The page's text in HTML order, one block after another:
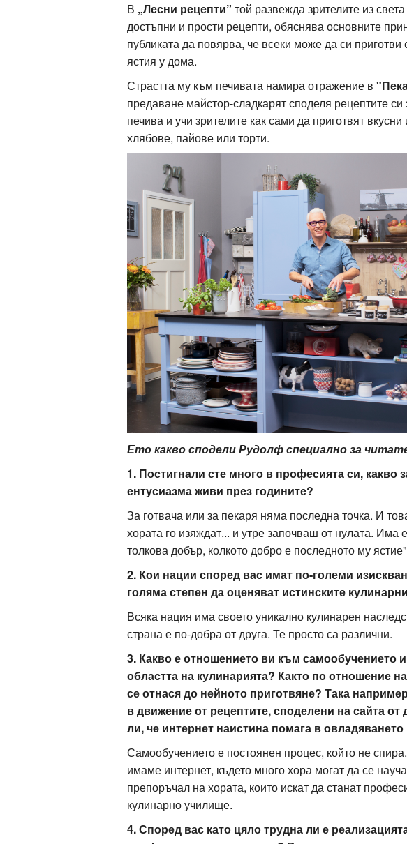
В „Лесни рецепти” той развежда зрителите из
достъпни и прости рецепти, обяснява основните
публиката да повярва, че всеки може да си
ястия у дома.
Страстта му към печивата намира отражение в
предаване майстор-сладкарят споделя рецептите
печива и учи зрителите как сами да приготвят
хлябове, пайове или торти.
Ето какво сподели Рудолф специално за
1. Постигнали сте много в професията си, какво
ентусиазма живи през годините?
За готвача или за пекаря няма последна точка. И
хората го изяждат... и утре започваш от нулата. Има
толкова добър, колкото добро е последното му
2. Кои нации според вас имат по-големи
голяма степен да оценяват истинските
Всяка нация има своето уникално кулинарен
страна е по-добра от друга. Те просто са различни.
3. Какво е отношението ви към самообучението
областта на кулинарията? Както по отношение
се отнася до нейното приготвяне? Така
в движение от рецептите, споделени на сайта от
ли, че интернет наистина помага в
Самообучението е постоянен процес, който не
имаме интернет, където много хора могат да се
препоръчал на хората, които искат да станат
кулинарно училище.
4. Според вас като цяло трудна ли е